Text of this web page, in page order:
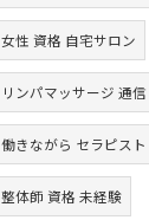
女性 資格 自宅サロン
リンパマッサージ 通
働きながら セラピスト
整体師 資格 未経験